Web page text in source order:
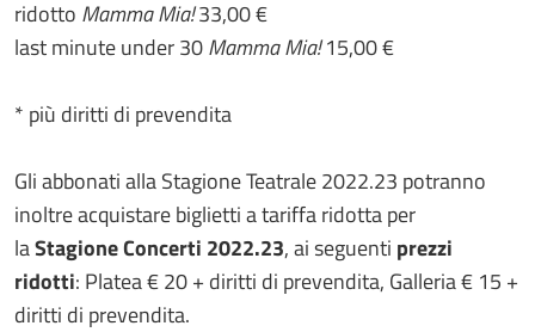
ridotto Mamma Mia!33,00 €
last minute under 30Mamma Mia!15,00 €
* più diritti di prevendita
Gli abbonati alla Stagione Teatrale 2022.23 potranno
inoltre acquistare biglietti a tariffa ridotta per
laStagione Concerti 2022.23, ai seguenti prezzi
ridotti: Platea € 20 + diritti di prevendita, Galleria € 15 +
diritti di prevendita.